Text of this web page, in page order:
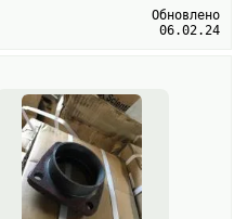
Обновлено
06.02.24